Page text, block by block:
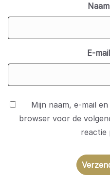
Naam
E-mail
Mijn naam, e-mail
browser voor de
reactie